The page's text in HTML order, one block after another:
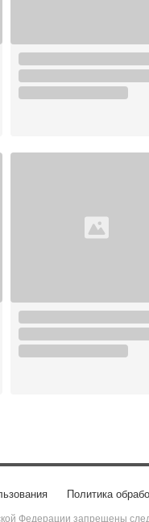
Политика
Федерации запрещены